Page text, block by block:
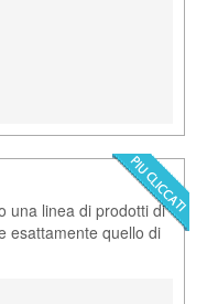
una linea di prodotti di
esattamente quello di